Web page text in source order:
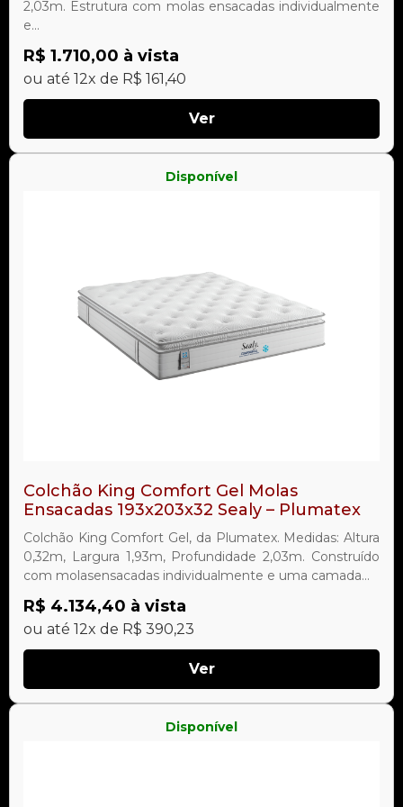
2,03m. Estrutura com molas ensacadas individualmente
e...
R$ 1.710,00 à vista
ou até 12x de R$ 161,40
Ver
Disponível
Colchão King Comfort Gel Molas
Ensacadas 193x203x32 Sealy – Plumatex
Colchão King Comfort Gel, da Plumatex. Medidas: Altura
0,32m, Largura 1,93m, Profundidade 2,03m. Construído
com molasensacadas individualmente e uma camada...
R$ 4.134,40 à vista
ou até 12x de R$ 390,23
Ver
Disponível